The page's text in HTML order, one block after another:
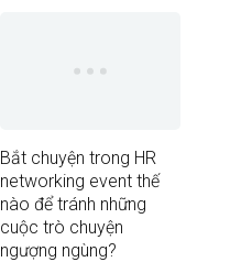
Bắt chuyện trong HR
networking event thế
nào để tránh những
cuộc trò chuyện
ngượng ngùng?